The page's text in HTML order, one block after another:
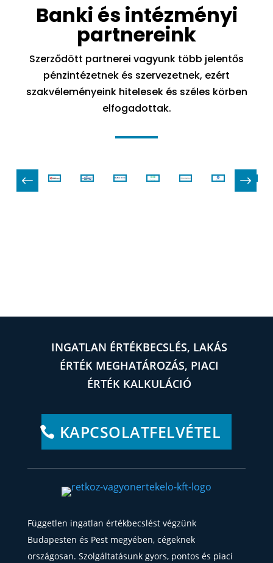
Banki és intézményi
partnereink
Szerződött partnerei vagyunk több jelentős
pénzintézetnek és szervezetnek, ezért
szakvéleményeink hitelesek és széles körben
elfogadottak.
# $
INGATLAN ÉRTÉKBECSLÉS, LAKÁS
ÉRTÉK MEGHATÁROZÁS, PIACI
ÉRTÉK KALKULÁCIÓ
KAPCSOLATFELVÉTEL
Független ingatlan értékbecslést végzünk
Budapesten és Pest megyében, cégeknek
országosan. Szolgáltatásunk gyors, pontos és piaci